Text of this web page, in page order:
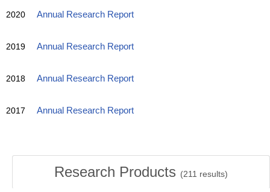
2020 Annual Research Report
2019 Annual Research Report
2018 Annual Research Report
2017 Annual Research Report
Research Products (211 results)